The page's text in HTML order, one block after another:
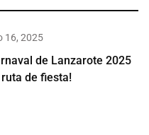
16, 2025
de Lanzarote 2025
de fiesta!